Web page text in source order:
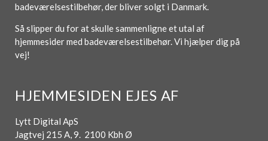
badeværelsestilbehør, der bliver solgt i Danmark.
Så slipper du for at skulle sammenligne et utal af
hjemmesider med badeværelsestilbehør. Vi hjælper dig på
vej!
HJEMMESIDEN EJES AF
Lytt Digital ApS
Jagtvej 215 A, 9. 2100 Kbh Ø